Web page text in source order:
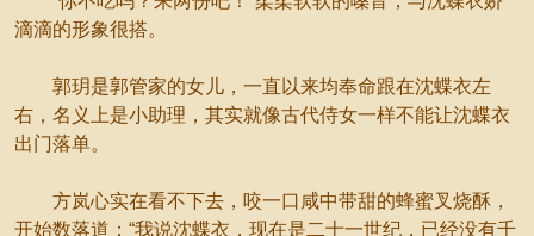
滴滴的形象很搭。
郭玥是郭管家的女儿，一直以来均奉命跟在沈蝶衣左
右，名义上是小助理，其实就像古代侍女一样不能让沈蝶衣
出门落单。
方岚心实在看不下去，咬一口咸中带甜的蜂蜜叉烧酥，
开始数落道：“我说沈蝶衣，现在是二十一世纪，已经没有千